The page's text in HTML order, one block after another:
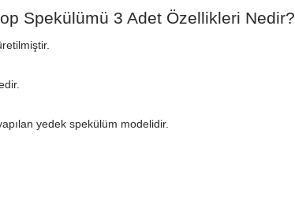
Spekülümü 3 Adet Özellikleri Nedir?
yedek spekülüm modelidir.